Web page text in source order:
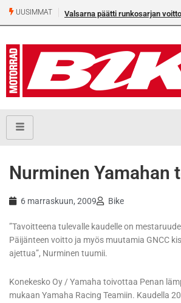
UUSIMMAT Valsarna päätti runkosarjan
Nurminen Yamahan
6 marraskuun, 2009 Bike
”Tavoitteena tulevalle kaudelle on
Päijänteen voitto ja myös muutamia GNCC
ajettua”, Nurminen tuumii.
Konekesko Oy / Yamaha toivottaa Penan
mukaan Yamaha Racing Teamiin. Kaudella